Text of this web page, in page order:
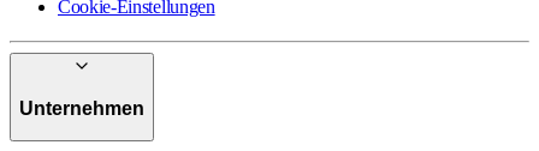
Cookie-Einstellungen
Unternehmen